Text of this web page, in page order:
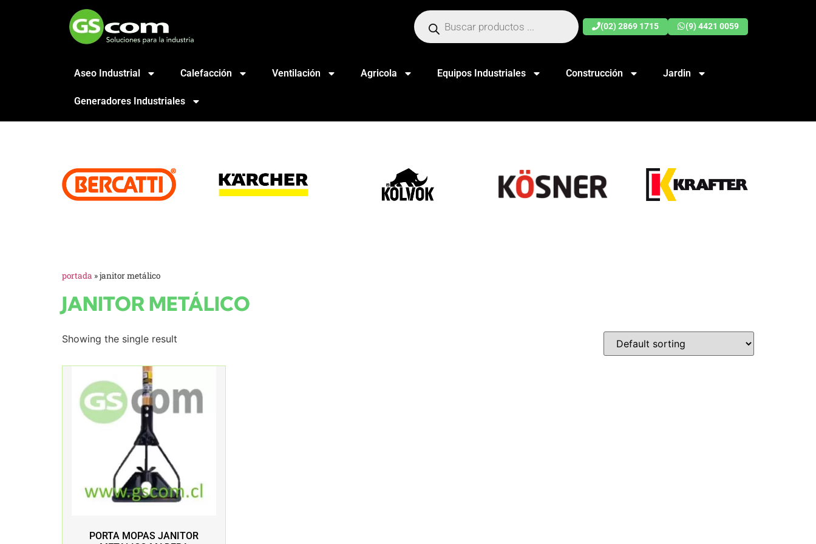
(02) 2869 1715 (9) 4421 0059
Aseo Industrial Calefacción Ventilación Agricola Equipos Industriales Construcción Jardin
Generadores Industriales
portada »janitor metálico
JANITOR METÁLICO
Showing the single result
PORTA MOPAS JANITOR